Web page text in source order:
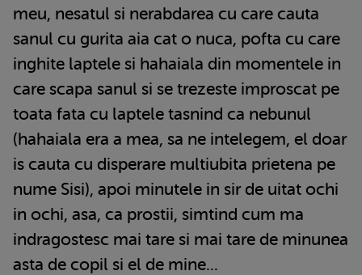
meu, nesatul si nerabdarea cu care cauta
sanul cu gurita aia cat o nuca, pofta cu care
inghite laptele si hahaiala din momentele in
care scapa sanul si se trezeste improscat pe
toata fata cu laptele tasnind ca nebunul
(hahaiala era a mea, sa ne intelegem, el doar
is cauta cu disperare multiubita prietena pe
nume Sisi), apoi minutele in sir de uitat ochi
in ochi, asa, ca prostii, simtind cum ma
indragostesc mai tare si mai tare de minunea
asta de copil si el de mine...